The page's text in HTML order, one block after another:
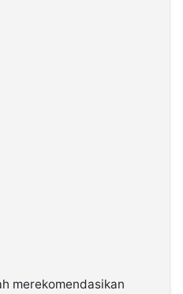
merekomendasikan